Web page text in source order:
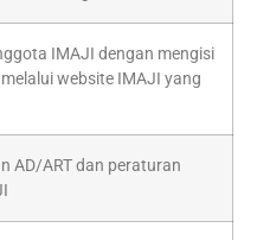
IMAJI dengan mengisi
website IMAJI yang
AD/ART dan peraturan